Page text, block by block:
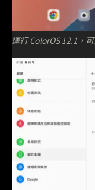
運行 ColorOS 12.1，